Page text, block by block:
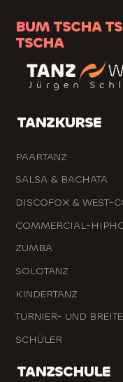
BUM TSCHA
TSCHA
TANZKURSE
PAARTANZ
SALSA & BACHATA
DISCOFOX & WEST-
COMMERCIAL-
ZUMBA
SOLOTANZ
KINDERTANZ
TURNIER- UND
SCHÜLER
TANZSCHULE